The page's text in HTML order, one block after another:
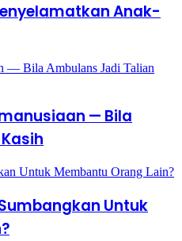
Anak-
— Bila Ambulans Jadi Talian
— Bila
Untuk Membantu Orang Lain?
Untuk